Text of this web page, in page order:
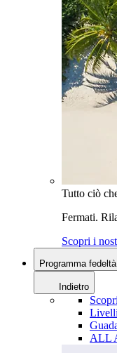
Tutto ciò
Fermati.
Scopri i
Programma fedeltà
Indietro
ALL